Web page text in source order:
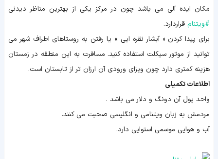
مکان ایده آلی می باشد چون در مرکز یکی از بهترین مناظر دیدنی
#ویتنام قراردارد.
برای پیدا کردن « آبشار نقره ایی » یا رفتن به روستاهای اطراف شهر می
توانید از موتور سیکلت استفاده کنید. مسافرت به این منطقه در زمستان
هزینه کمتری دارد چون ویزای ورودی آن ارزان تر از تابستان است.
اطلاعات تکمیلی
واحد پول آن دونگ و دلار می باشد .
مردمش به زبان ویتنامی و انگلیسی صحبت می کنند.
آب و هوایی موسمی استوایی دارد.